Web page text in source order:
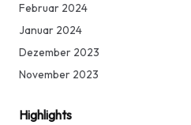
Februar 2024
Januar 2024
Dezember 2023
November 2023
Highlights